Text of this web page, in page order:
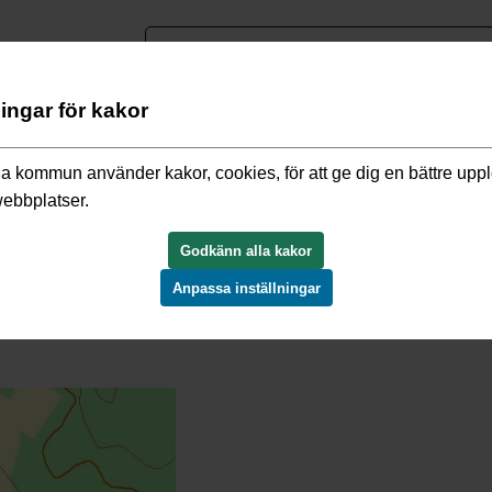
/Hitta din plats historia/Kårsta/Gårdar och byar/Nibbla
Ägofiguren är smal och långsträck i öst-västlig
för kakor
kommun använder kakor, cookies, för att ge dig en bättre
Godkänn alla kakor
Anpassa inställningar